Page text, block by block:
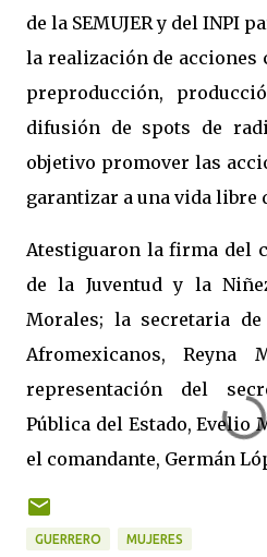
de la SEMUJER y del INPI
la realización de acciones
preproducción,
difusión de spots de
objetivo promover las
garantizar a una vida libre
Atestiguaron la firma del
de la Juventud y la
Morales; la secretaria
Afromexicanos,
representación del
Pública del Estado, Evelio
el comandante, Germán
GUERRERO MUJERES